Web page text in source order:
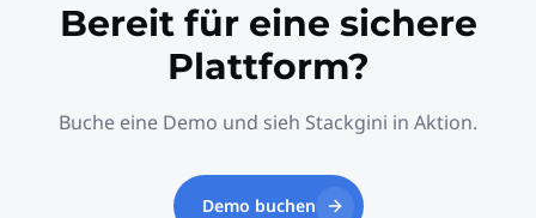
Bereit für eine sichere
Plattform?
Buche eine Demo und sieh Stackgini in Aktion.
Demo buchen